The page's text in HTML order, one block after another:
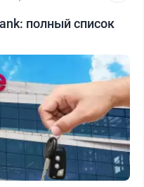
полный список